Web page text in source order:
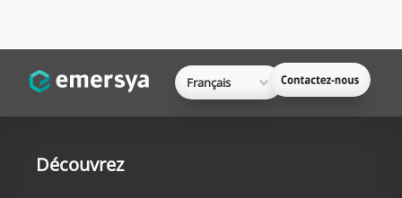
Français
Découvrez